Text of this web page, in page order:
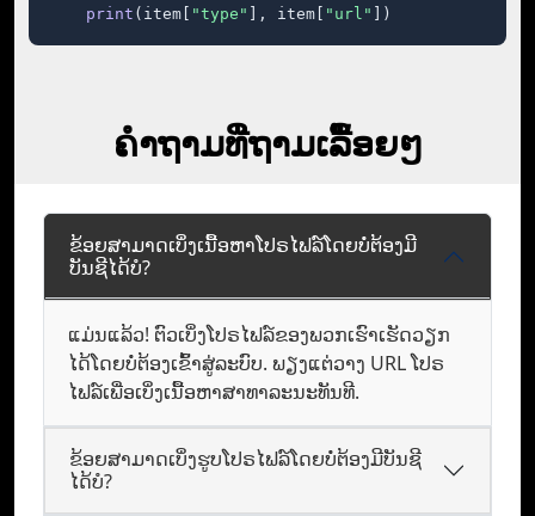
print (item[ "type" ], item[ "url" ])
ຄໍາຖາມທີ່ຖາມເລື້ອຍໆ
ຂ້ອຍສາມາດເບິ່ງເນື້ອຫາໂປຣໄຟລ໌ໂດຍບໍ່ຕ້ອງມີ
ບັນຊີໄດ້ບໍ?
ແມ່ນແລ້ວ! ຕົວເບິ່ງໂປຣໄຟລ໌ຂອງພວກເຮົາເຮັດວຽກ
ໄດ້ໂດຍບໍ່ຕ້ອງເຂົ້າສູ່ລະບົບ. ພຽງແຕ່ວາງ URL ໂປຣ
ໄຟລ໌ເພື່ອເບິ່ງເນື້ອຫາສາທາລະນະທັນທີ.
ຂ້ອຍສາມາດເບິ່ງຮູບໂປຣໄຟລ໌ໂດຍບໍ່ຕ້ອງມີບັນຊີ
ໄດ້ບໍ?